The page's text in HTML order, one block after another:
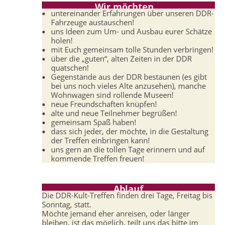
Wir möchten…
untereinander Erfahrungen über unseren DDR-
Fahrzeuge austauschen!
uns Ideen zum Um- und Ausbau eurer Schätze
holen!
mit Euch gemeinsam tolle Stunden verbringen!
über die „guten“, alten Zeiten in der DDR
quatschen!
Gegenstände aus der DDR bestaunen (es gibt
bei uns noch vieles Alte anzusehen), manche
Wohnwagen sind rollende Museen!
neue Freundschaften knüpfen!
alte und neue Teilnehmer begrüßen!
gemeinsam Spaß haben!
dass sich jeder, der möchte, in die Gestaltung
der Treffen einbringen kann!
uns gern an die tollen Tage erinnern und auf
kommende Treffen freuen!
Ablauf
Die DDR-Kult-Treffen finden drei Tage, Freitag bis
Sonntag, statt.
Möchte jemand eher anreisen, oder länger
bleiben, ist das möglich, teilt uns das bitte im